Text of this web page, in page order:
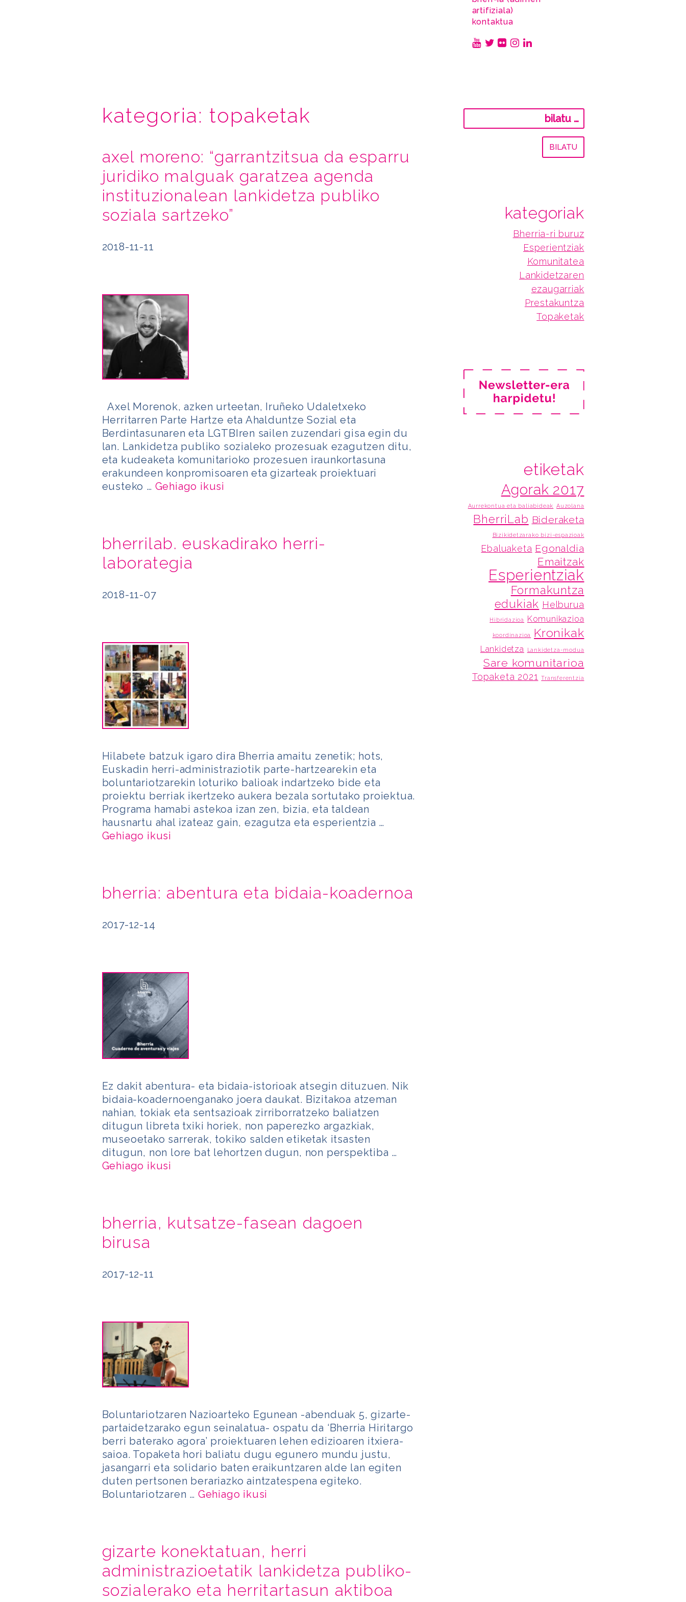
artifiziala)
kontaktua
kategoria: topaketak
axel moreno: “garrantzitsua da esparru
juridiko malguak garatzea agenda
instituzionalean lankidetza publiko
soziala sartzeko”
2018-11-11
Axel Morenok, azken urteetan, Iruñeko Udaletxeko
Herritarren Parte Hartze eta Ahalduntze Sozial eta
Berdintasunaren eta LGTBIren sailen zuzendari gisa egin du
lan. Lankidetza publiko sozialeko prozesuak ezagutzen ditu,
eta kudeaketa komunitarioko prozesuen iraunkortasuna
erakundeen konpromisoaren eta gizarteak proiektuari
eusteko … Gehiago ikusi
bherrilab. euskadirako herri-
laborategia
2018-11-07
Hilabete batzuk igaro dira Bherria amaitu zenetik; hots,
Euskadin herri-administraziotik parte-hartzearekin eta
boluntariotzarekin loturiko balioak indartzeko bide eta
proiektu berriak ikertzeko aukera bezala sortutako proiektua.
Programa hamabi astekoa izan zen, bizia, eta taldean
hausnartu ahal izateaz gain, ezagutza eta esperientzia …
Gehiago ikusi
bherria: abentura eta bidaia-koadernoa
2017-12-14
Ez dakit abentura- eta bidaia-istorioak atsegin dituzuen. Nik
bidaia-koadernoenganako joera daukat. Bizitakoa atzeman
nahian, tokiak eta sentsazioak zirriborratzeko baliatzen
ditugun libreta txiki horiek, non paperezko argazkiak,
museoetako sarrerak, tokiko salden etiketak itsasten
ditugun, non lore bat lehortzen dugun, non perspektiba …
Gehiago ikusi
bherria, kutsatze-fasean dagoen
birusa
2017-12-11
Boluntariotzaren Nazioarteko Egunean -abenduak 5, gizarte-
partaidetzarako egun seinalatua- ospatu da ‘Bherria Hiritargo
berri baterako agora’ proiektuaren lehen edizioaren itxiera-
saioa. Topaketa hori baliatu dugu egunero mundu justu,
jasangarri eta solidario baten eraikuntzaren alde lan egiten
duten pertsonen berariazko aintzatespena egiteko.
Boluntariotzaren … Gehiago ikusi
gizarte konektatuan, herri
administrazioetatik lankidetza publiko-
sozialerako eta herritartasun aktiboa
kategoriak
Bherria-ri buruz
Esperientziak
Komunitatea
Lankidetzaren
ezaugarriak
Prestakuntza
Topaketak
etiketak
Agorak 2017
Aurrekontua eta baliabideak Auzolana
BherriLab Bideraketa
Bizikidetzarako bizi-espazioak
Ebaluaketa Egonaldia
Emaitzak
Esperientziak
Formakuntza
edukiak Helburua
Hibridazioa Komunikazioa
koordinazioa Kronikak
Lankidetza Lankidetza-modua
Sare komunitarioa
Topaketa 2021 Transferentzia